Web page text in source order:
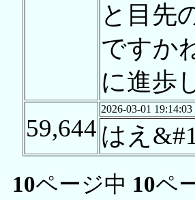
と目先
ですか
に進歩
59,644
2026-03-01 19:14:03
はえ
10ページ中 10ペ